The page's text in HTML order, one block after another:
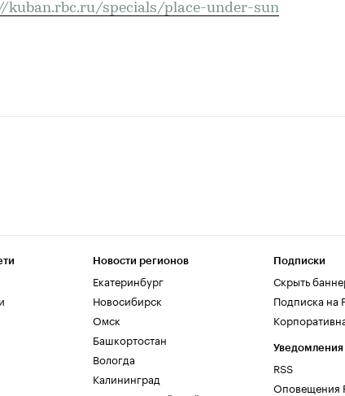
kuban.rbc.ru/specials/place-under-sun
Новости регионов
Екатеринбург
Новосибирск
Омск
Башкортостан
Вологда
Калининград
Подписки
Скрыть
Подписка на
Уведомления
RSS
Оповещения